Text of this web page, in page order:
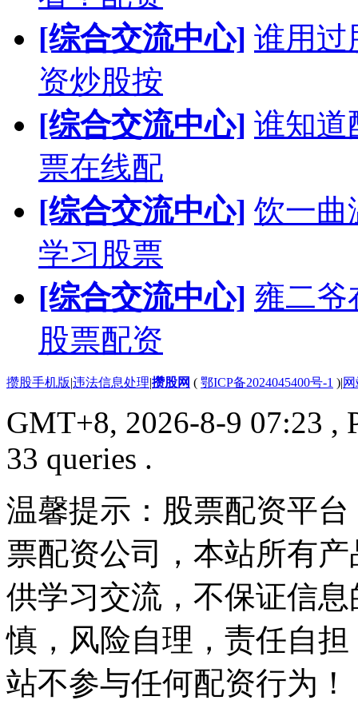
[综合交流中心] 谁用过
资炒股按
[综合交流中心] 谁知道
票在线配
[综合交流中心] 饮一曲
学习股票
[综合交流中心] 雍二爷
股票配资
攒股手机版|违法信息处理|攒股网 ( 鄂ICP备2024045400号-1 )|
GMT+8, 2026-8-9 07:23 ,
33 queries .
温馨提示：股票配资平
票配资公司，本站所有
供学习交流，不保证信
慎，风险自理，责任自
站不参与任何配资行为！